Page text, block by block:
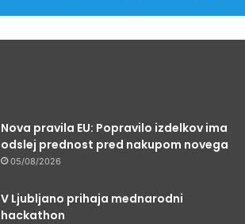
Nova pravila EU: Popravilo izdelkov ima
odslej prednost pred nakupom novega
05/08/2026
V Ljubljano prihaja mednarodni
hackathon